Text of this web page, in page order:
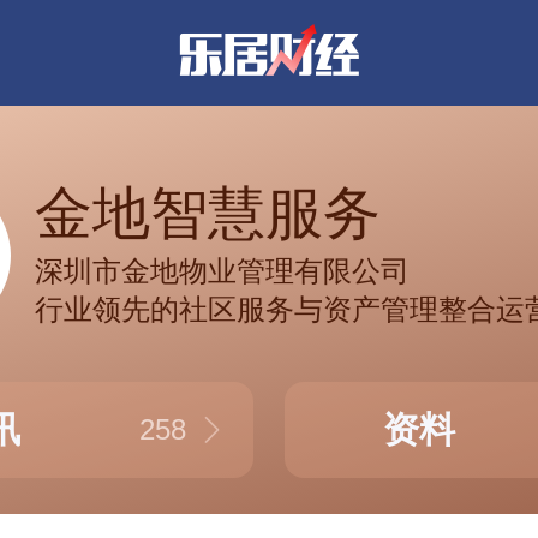
金地智慧服务
深圳市金地物业管理有限公司
行业领先的社区服务与资产管理整合运
258 资料